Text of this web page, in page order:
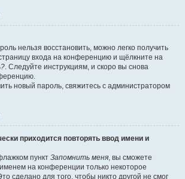
нельзя восстановить, можно легко получить
входа на конференцию и щёлкните на
. Следуйте инструкциям, и скоро вы снова
новый пароль, свяжитесь с администратором
приходится повторять ввод имени и
пункт Запомнить меня, вы сможете
на конференции только некоторое
сделано для того, чтобы никто другой не смог